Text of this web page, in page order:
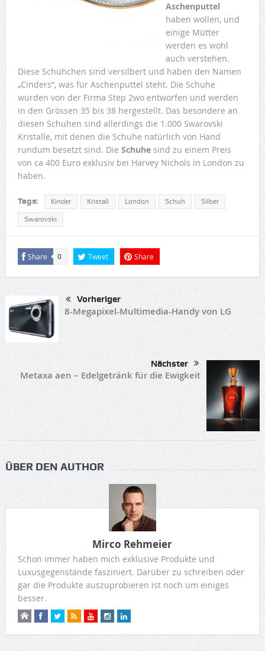
Aschenputtel
haben wollen, und
einige Mütter
werden es wohl
auch verstehen.
Diese Schühchen sind versilbert und haben den Namen
„Cinders“, was für Aschenputtel steht. Die Schuhe
wurden von der Firma Step 2wo entworfen und werden
in den Grössen 35 bis 38 hergestellt. Das besondere an
diesen Schuhen sind allerdings die 1.000 Swarovski
Kristalle, mit denen die Schuhe natürlich von Hand
rundum besetzt sind. Die Schuhesind zu einem Preis
von ca 400 Euro exklusiv bei Harvey Nichols in London zu
haben.
Tags: Kinder Kristall London Schuh Silber
Swarovski
Share 0 Tweet Share
Vorheriger
8-Megapixel-Multimedia-Handy von LG
Nächster
Metaxa aen – Edelgetränk für die Ewigkeit
ÜBER DEN AUTHOR
Mirco Rehmeier
Schon immer haben mich exklusive Produkte und
Luxusgegenstände fasziniert. Darüber zu schreiben oder
gar die Produkte auszuprobieren ist noch um einiges
besser.